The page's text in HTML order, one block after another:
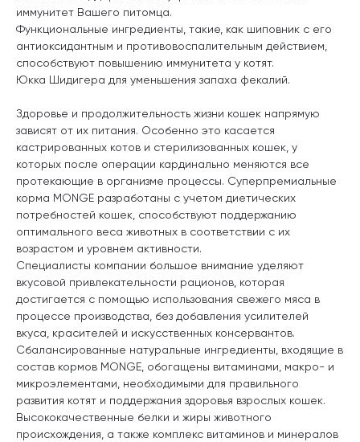
иммунитет Вашего питомца.
Функциональные ингредиенты, такие, как шиповник с его
антиоксидантным и противовоспалительным действием,
способствуют повышению иммунитета у котят.
Юкка Шидигера для уменьшения запаха фекалий.
Здоровье и продолжительность жизни кошек напрямую
зависят от их питания. Особенно это касается
кастрированных котов и стерилизованных кошек, у
которых после операции кардинально меняются все
протекающие в организме процессы. Суперпремиальные
корма MONGE разработаны с учетом диетических
потребностей кошек, способствуют поддержанию
оптимального веса животных в соответствии с их
возрастом и уровнем активности.
Специалисты компании большое внимание уделяют
вкусовой привлекательности рационов, которая
достигается с помощью использования свежего мяса в
процессе производства, без добавления усилителей
вкуса, красителей и искусственных консервантов.
Сбалансированные натуральные ингредиенты, входящие в
состав кормов MONGE, обогащены витаминами, макро- и
микроэлементами, необходимыми для правильного
развития котят и поддержания здоровья взрослых кошек.
Высококачественные белки и жиры животного
происхождения, а также комплекс витаминов и минералов